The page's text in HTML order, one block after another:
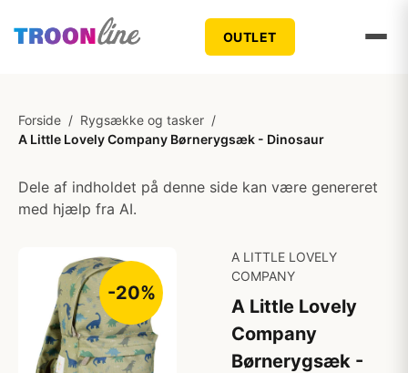
OUTLET
Forside / Rygsække og tasker /
A Little Lovely Company Børnerygsæk - Dinosaur
Dele af indholdet på denne side kan være genereret
med hjælp fra AI.
-20%
A LITTLE LOVELY
COMPANY
A Little Lovely
Company
Børnerygsæk -